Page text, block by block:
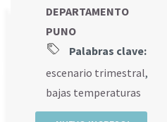
DEPARTAMENTO
PUNO
Palabras clave:
escenario trimestral,
bajas temperaturas